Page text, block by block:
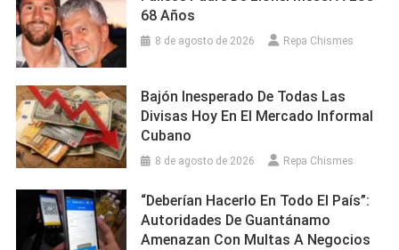
68 Años
8 de agosto de 2026 Repa Chismes
Bajón Inesperado De Todas Las
Divisas Hoy En El Mercado Informal
Cubano
8 de agosto de 2026 Repa Chismes
“Deberían Hacerlo En Todo El País”:
Autoridades De Guantánamo
Amenazan Con Multas A Negocios